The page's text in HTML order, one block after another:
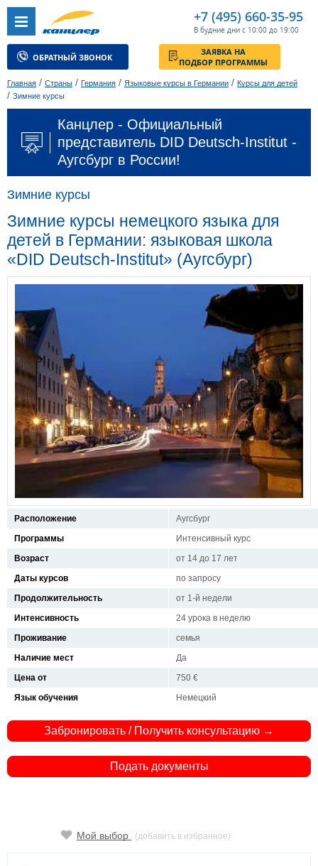
+7 (495) 660-35-95
В будние дни с 10:00 до 19:00
ОБРАТНЫЙ ЗВОНОК
ЗАЯВКА НА
ПОДБОР ПРОГРАММЫ
Главная / Страны / Германия / Языковые курсы в Германии / Курсы для детей
/ Зимние курсы
Канцлер - Официальный
представитель DID Deutsch-Institut -
Аугсбург в России!
Зимние курсы
Зимние курсы немецкого языка для
детей в Германии: языковая школа
«DID Deutsch-Institut» (Аугсбург)
Расположение
Аугсбург
Программы
Интенсивный курс
Возраст
от 14 до 17 лет
Даты курсов
по запросу
Продолжительность
от 1-й недели
Интенсивность
24 урока в неделю
Проживание
семья
Наличие мест
Да
Цена от
750 €
Язык обучения
Немецкий
Забронировать / Получить консультацию →
Подать документы
Мой выбор (добавить в избранное)